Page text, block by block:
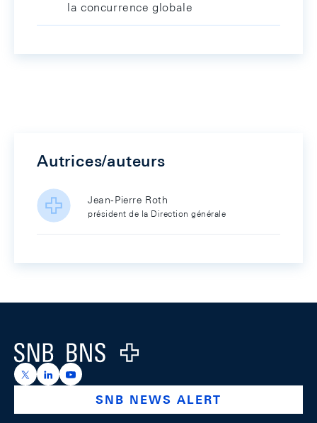
la concurrence globale
Autrices/auteurs
Jean-Pierre Roth
président de la Direction générale
Logo
https://x.com/snb_bns
https://ch.linkedin.com/company/swiss-national-
https://www.youtube.com/@swissnationalbank
SNB NEWS ALERT